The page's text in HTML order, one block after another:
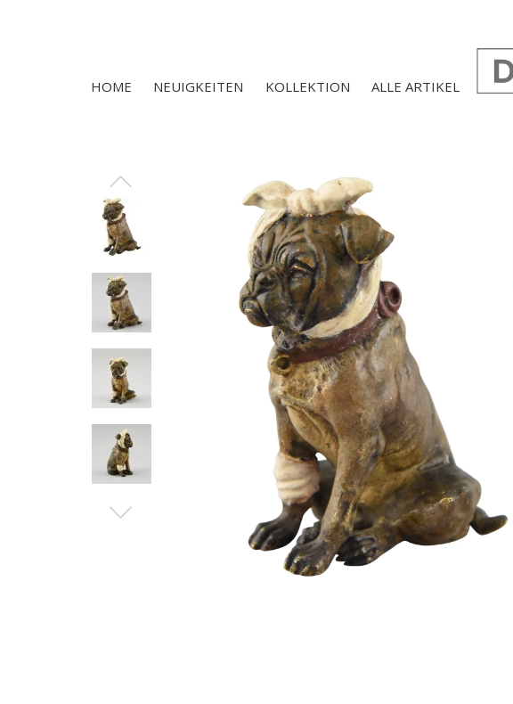
HOME NEUIGKEITEN KOLLEKTION ALLE ARTIKEL